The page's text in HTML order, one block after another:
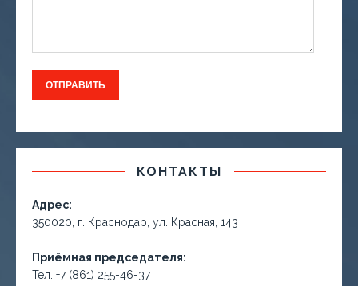
КОНТАКТЫ
Адрес:
350020, г. Краснодар, ул. Красная, 143
Приёмная председателя:
Тел. +7 (861) 255-46-37